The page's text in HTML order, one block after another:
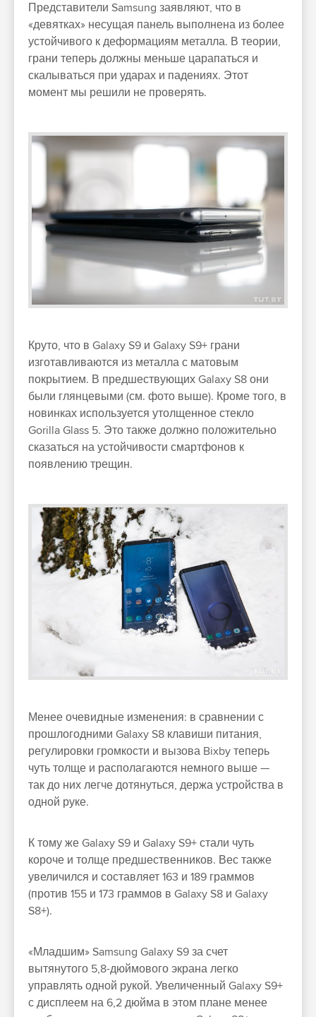
Представители Samsung заявляют, что в
«девятках» несущая панель выполнена из более
устойчивого к деформациям металла. В теории,
грани теперь должны меньше царапаться и
скалываться при ударах и падениях. Этот
момент мы решили не проверять.
Круто, что в Galaxy S9 и Galaxy S9+ грани
изготавливаются из металла с матовым
покрытием. В предшествующих Galaxy S8 они
были глянцевыми (см. фото выше). Кроме того, в
новинках используется утолщенное стекло
Gorilla Glass 5. Это также должно положительно
сказаться на устойчивости смартфонов к
появлению трещин.
Менее очевидные изменения: в сравнении с
прошлогодними Galaxy S8 клавиши питания,
регулировки громкости и вызова Bixby теперь
чуть толще и располагаются немного выше —
так до них легче дотянуться, держа устройства в
одной руке.
К тому же Galaxy S9 и Galaxy S9+ стали чуть
короче и толще предшественников. Вес также
увеличился и составляет 163 и 189 граммов
(против 155 и 173 граммов в Galaxy S8 и Galaxy
S8+).
«Младшим» Samsung Galaxy S9 за счет
вытянутого 5,8-дюймового экрана легко
управлять одной рукой. Увеличенный Galaxy S9+
с дисплеем на 6,2 дюйма в этом плане менее